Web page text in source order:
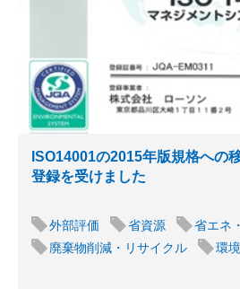
ISO14001の2015年版規格への
登録を受けました
外部評価 省資源
省エネ
廃棄物削減・リサイクル
環境